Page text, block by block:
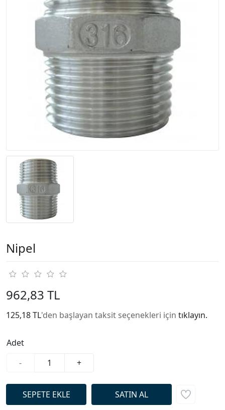
Nipel
962,83 TL
125,18 TL'den başlayan taksit seçenekleri için tıklayın.
Adet
-
+